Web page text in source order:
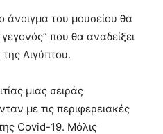
άνοιγμα του μουσείου θα
που θα αναδείξει
της Αιγύπτου.
μιας σειράς
με τις περιφερειακές
Covid-19. Μόλις